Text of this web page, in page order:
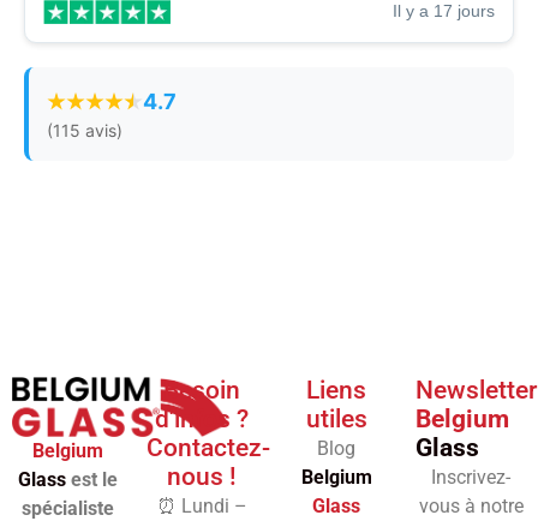
Il y a 17 jours
4.7
(115 avis)
Belgium
Glassest le
spécialiste
Besoin
d'infos ?
Contactez-
nous !
⏰ Lundi –
Liens
utiles
Blog
Belgium
Glass
Newsletter
Belgium
Glass
Inscrivez-
vous à notre